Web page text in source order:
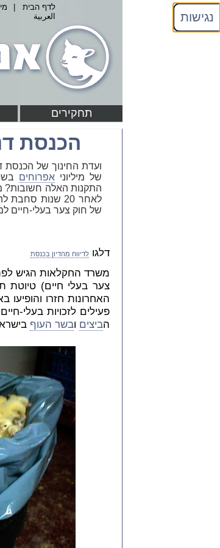
נגישות
תחקירים
לדף הבית
العربية
הכנסת
של מיליוני אפרוחים
התקנות האלה חשובות?
לאחר 20 שנות
של חוק צער בעלי-חיים
דלגו לדיווח מהדיון בכנסת
משרד החקלאות הגיש
צער בעלי חיים)
האחרונות חזרו
פעילים לזכויות בעלי-
הביצים ובשר העוף